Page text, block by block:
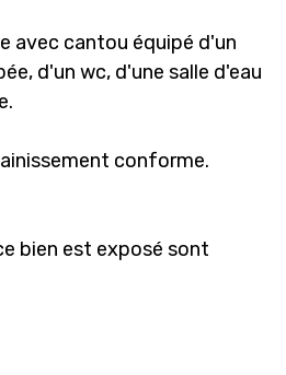
avec cantou équipé d'un
d'un wc, d'une salle d'eau
conforme.
bien est exposé sont